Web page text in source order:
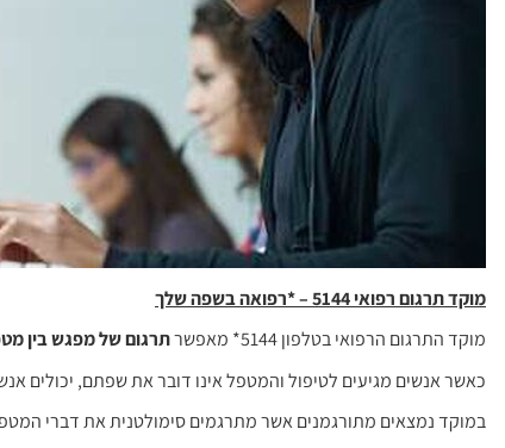
מוקד תרגום רפואי 5144 – *רפואה בשפה שלך
מוקד התרגום הרפואי בטלפון 5144* מאפשר
תרגום של מפגש בין
כאשר אנשים מגיעים לטיפול והמטפל אינו דובר את שפתם, יכולים
במוקד נמצאים מתורגמנים אשר מתרגמים סימולטנית את דברי